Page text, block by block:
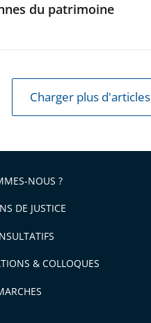
du patrimoine
Charger plus d'articles
NOUS ?
DE JUSTICE
& COLLOQUES